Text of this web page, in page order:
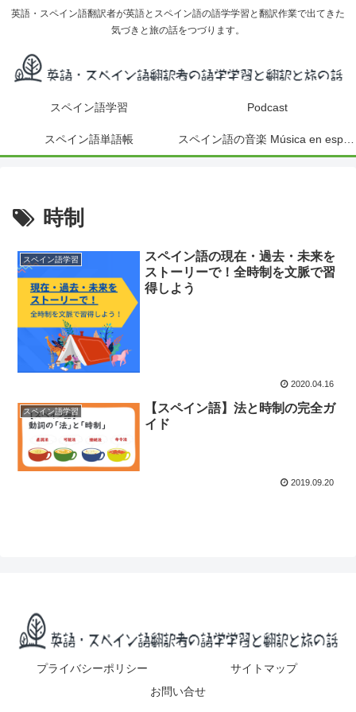
英語・スペイン語翻訳者が英語とスペイン語の語学学習と翻訳作業で出てきた
気づきと旅の話をつづります。
スペイン語学習 Podcast
スペイン語単語帳
時制
スペイン語学習
スペイン語の現在・過去・未来を
ストーリーで！全時制を文脈で習
得しよう
2020.04.16
スペイン語学習
【スペイン語】法と時制の完全ガ
イド
2019.09.20
プライバシーポリシー
サイトマップ
お問い合せ